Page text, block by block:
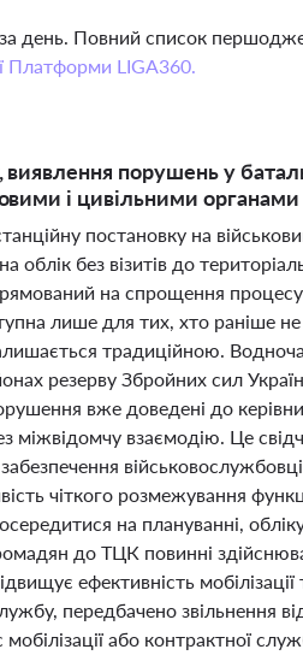
день. Повний список
Платформи LIGA360.
виявлення порушень у
і цивільними
постановку на
без візитів до
на спрощення процесу
лише для тих, хто раніше
традиційною.
резерву Збройних сил
вже доведені до
міжвідомчу взаємодію. Це
чіткого розмежування
на плануванні,
до ТЦК повинні
ефективність
передбачено звільнення
або контрактної